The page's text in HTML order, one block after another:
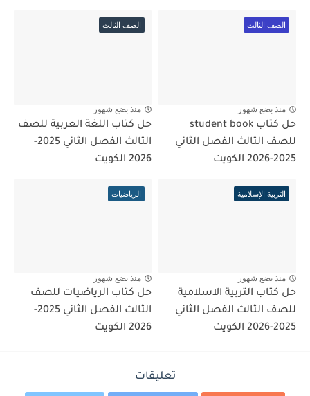
الصف الثالث
منذ بضع شهور
حل كتاب student book
للصف الثالث الفصل الثاني
2025-2026 الكويت
الصف الثالث
منذ بضع شهور
حل كتاب اللغة العربية للصف
الثالث الفصل الثاني 2025-
2026 الكويت
التربية الإسلامية
منذ بضع شهور
حل كتاب التربية الاسلامية
للصف الثالث الفصل الثاني
2025-2026 الكويت
الرياضيات
منذ بضع شهور
حل كتاب الرياضيات للصف
الثالث الفصل الثاني 2025-
2026 الكويت
تعليقات